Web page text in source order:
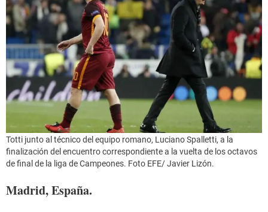
Totti junto al técnico del equipo romano, Luciano Spalletti, a la
finalización del encuentro correspondiente a la vuelta de los octavos
de final de la liga de Campeones. Foto EFE/ Javier Lizón.
Madrid, España.